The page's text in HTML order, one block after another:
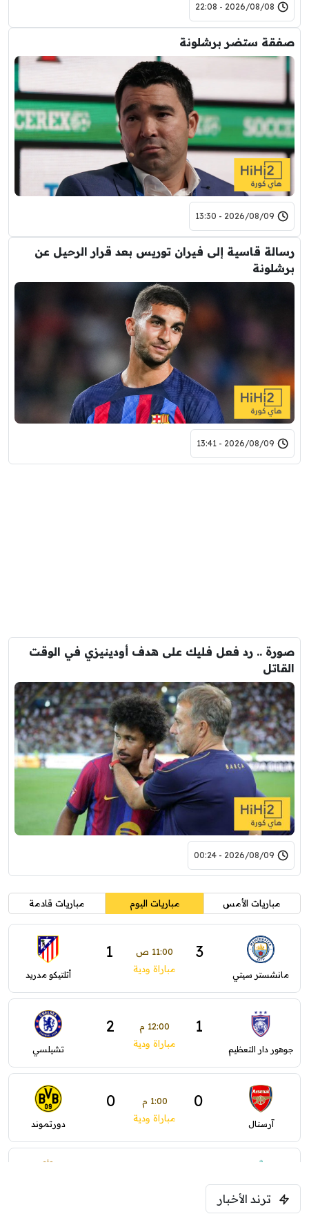
2026/08/08 - 22:08
صفقة ستضر برشلونة
2026/08/09 - 13:30
رسالة قاسية إلى فيران توريس بعد قرار الرحيل عن
برشلونة
2026/08/09 - 13:41
صورة .. رد فعل فليك على هدف أودينيزي في الوقت
القاتل
2026/08/09 - 00:24
مباريات الأمس مباريات اليوم مباريات قادمة
مانشستر سيتي
3 11:00 ص 1
مباراة ودية أتلتيكو مدريد
جوهور دار التعظيم
1 12:00 م 2
مباراة ودية تشيلسي
آرسنال
0 1:00 م 0
مباراة ودية دورتموند
ليفربول
ترند الأخبار